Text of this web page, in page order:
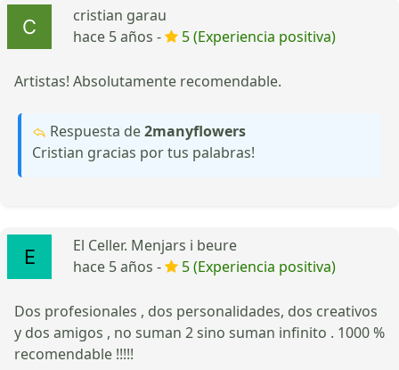
cristian garau
hace 5 años -
5 (Experiencia positiva)
Artistas! Absolutamente recomendable.
Respuesta de2manyflowers
Cristian gracias por tus palabras!
El Celler. Menjars i beure
hace 5 años -
5 (Experiencia positiva)
Dos profesionales , dos personalidades, dos creativos
y dos amigos , no suman 2 sino suman infinito . 1000 %
recomendable !!!!!